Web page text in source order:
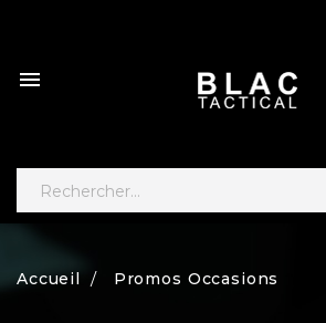

Accueil Promos Occasions